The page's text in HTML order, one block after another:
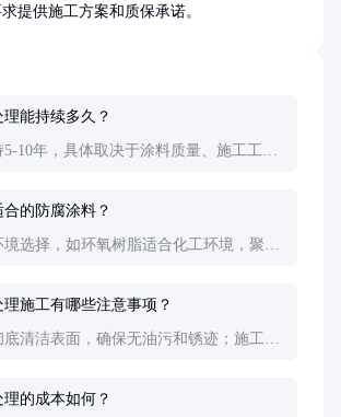
提供施工方案和质保承诺。
能持续多久？
10年，具体取决于涂料质量、施工工艺
的防腐涂料？
境选择，如环氧树脂适合化工环境，聚氨
施工有哪些注意事项？
底清洁表面，确保无油污和锈迹；施工环
的成本如何？